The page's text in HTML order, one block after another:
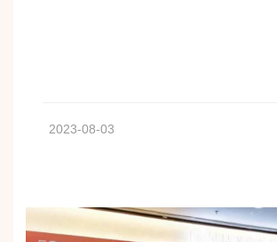
2023-08-03